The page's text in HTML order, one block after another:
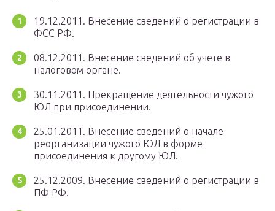
19.12.2011. Внесение сведений о регистрации в
ФСС РФ.
08.12.2011. Внесение сведений об учете в
налоговом органе.
30.11.2011. Прекращение деятельности чужого
ЮЛ при присоединении.
25.01.2011. Внесение сведений о начале
реорганизации чужого ЮЛ в форме
присоединения к другому ЮЛ.
25.12.2009. Внесение сведений о регистрации в
ПФ РФ.